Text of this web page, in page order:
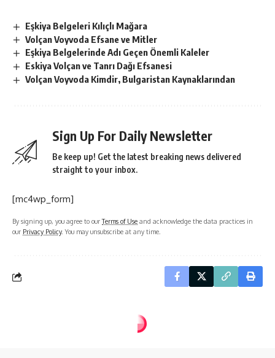
Eşkiya Belgeleri Kılıçlı Mağara
Volçan Voyvoda Efsane ve Mitler
Eşkiya Belgelerinde Adı Geçen Önemli Kaleler
Eskiya Volçan ve Tanrı Dağı Efsanesi
Volçan Voyvoda Kimdir, Bulgaristan Kaynaklarından
Sign Up For Daily Newsletter
Be keep up! Get the latest breaking news delivered
straight to your inbox.
[mc4wp_form]
By signing up, you agree to ourTerms of Use and acknowledge the data practices in
our Privacy Policy. You may unsubscribe at any time.
EŞKIYA BELGELERI